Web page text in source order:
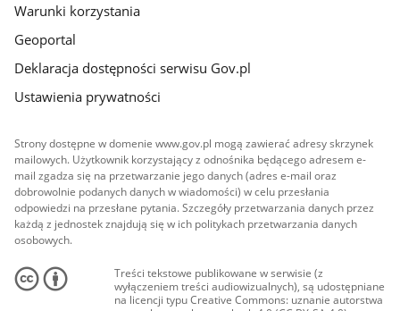
Warunki korzystania
Geoportal
Deklaracja dostępności serwisu Gov.pl
Ustawienia prywatności
Strony dostępne w domenie www.gov.pl mogą zawierać adresy skrzynek
mailowych. Użytkownik korzystający z odnośnika będącego adresem e-
mail zgadza się na przetwarzanie jego danych (adres e-mail oraz
dobrowolnie podanych danych w wiadomości) w celu przesłania
odpowiedzi na przesłane pytania. Szczegóły przetwarzania danych przez
każdą z jednostek znajdują się w ich politykach przetwarzania danych
osobowych.
Treści tekstowe publikowane w serwisie (z
wyłączeniem treści audiowizualnych), są udostępniane
na licencji typu Creative Commons: uznanie autorstwa